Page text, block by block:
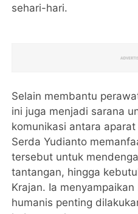
sehari-hari.
Selain membantu
ini juga menjadi sarana
komunikasi antara
Serda Yudianto
tersebut untuk
tantangan, hingga
Krajan. Ia
humanis penting